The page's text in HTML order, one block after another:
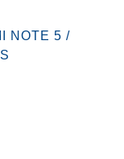
NOTE 5 /